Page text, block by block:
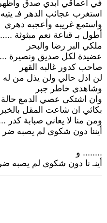
في اعماقي ابدي صدق وأظهر
استغرب عجائب الدهر فـ
واستمع غريبه وأعجبه دهري
أطول بـ قناعة نعم مبثوثة
ملكي البر رضا والبحر
عضيدة لكل صديق ونصيرة
صاحب كدور غالبه القهر
لن اذل حالي ولن يذل من له
وشاهدي خاطر جبر
وان اشتكى عصي الدمع
بكائي ان شاعت المقل بالخبر
ومن منا لا يعاني صبابة كدر
أيننا دون شكوى لم يصبه ضر
........ و
أينـ نا دون شكوى لم يصبه